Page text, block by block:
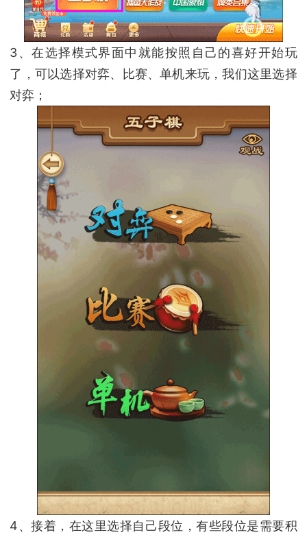
3、在选择模式界面中就能按照自己的喜好开始玩
了，可以选择对弈、比赛、单机来玩，我们这里选择
对弈；
4、接着，在这里选择自己段位，有些段位是需要积